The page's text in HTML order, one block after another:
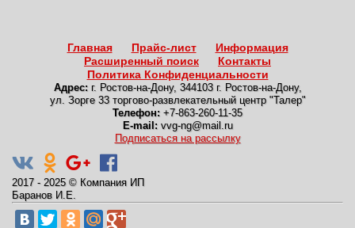
Главная Прайс-лист
Информация
Расширенный поиск
Контакты
Политика Конфиденциальности
Адрес: г. Ростов-на-Дону, 344103 г. Ростов-на-Дону,
ул. Зорге 33 торгово-развлекательный центр "Талер"
Телефон: +7-863-260-11-35
E-mail: vvg-ng@mail.ru
Подписаться на рассылку
2017 - 2025 © Компания ИП
Баранов И.Е.